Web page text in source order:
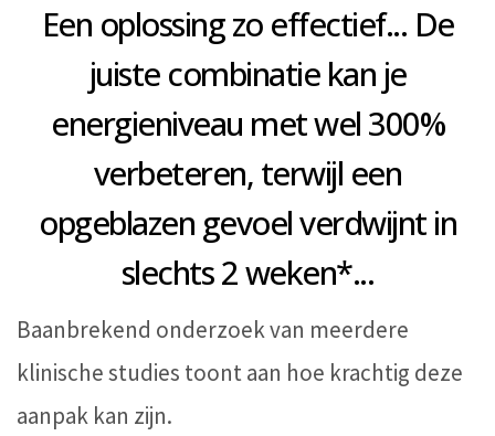
Een oplossing zo effectief... De
juiste combinatie kan je
energieniveau met wel 300%
verbeteren, terwijl een
opgeblazen gevoel verdwijnt in
slechts 2 weken*...
Baanbrekend onderzoek van meerdere
klinische studies toont aan hoe krachtig deze
aanpak kan zijn.